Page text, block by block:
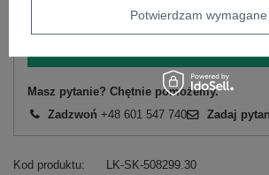
Masz pytanie? Chętnie pomożemy.
Zadzwoń +48 601 547 740 Zadaj
Kod produktu
LK-SK-508299.30
Potwierdzam wymagane